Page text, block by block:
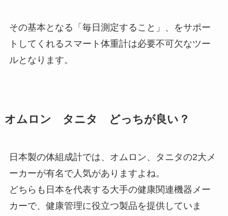
その基本となる「毎日測定すること」、をサポー
トしてくれるスマート体重計は必要不可欠なツー
ルとなります。
オムロン タニタ どっちが良い？
日本製の体組成計では、オムロン、タニタの2大メ
ーカーが有名で人気がありますよね。
どちらも日本を代表する大手の健康関連機器メー
カーで、健康管理に役立つ製品を提供していま